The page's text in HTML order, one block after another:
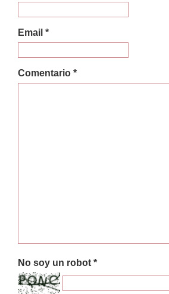
Email *
Comentario *
No soy un robot *